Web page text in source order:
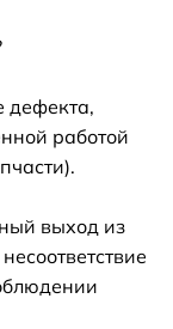
дефекта,
работой
выход из